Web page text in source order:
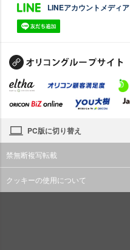
LINEアカウントメディア
PC版に切り替え
禁無断複写転載
クッキーの使用について